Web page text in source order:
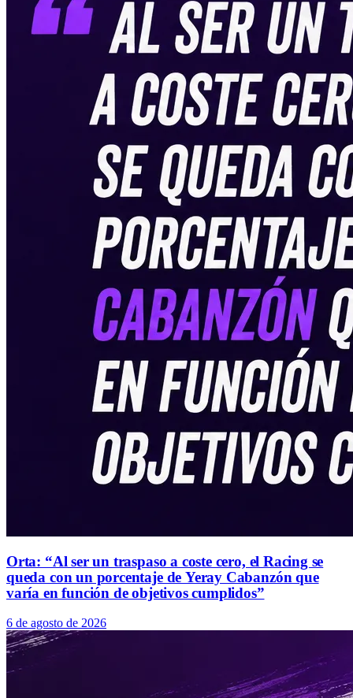
Orta: “Al ser un traspaso a coste cero, el Racing se
queda con un porcentaje de Yeray Cabanzón que
varía en función de objetivos cumplidos”
6 de agosto de 2026